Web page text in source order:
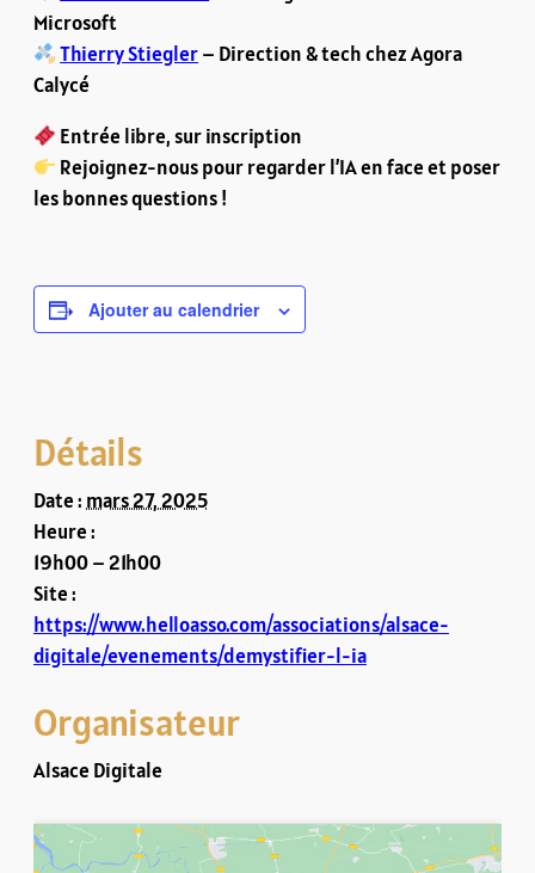
Microsoft
Thierry Stiegler– Direction & tech chez Agora
Calycé
Entrée libre, sur inscription
Rejoignez-nous pour regarder l’IA en face et poser
les bonnes questions !
Ajouter au calendrier
Détails
Date : mars 27, 2025
Heure :
19h00 – 21h00
Site :
https://www.helloasso.com/associations/alsace-
digitale/evenements/demystifier-l-ia
Organisateur
Alsace Digitale